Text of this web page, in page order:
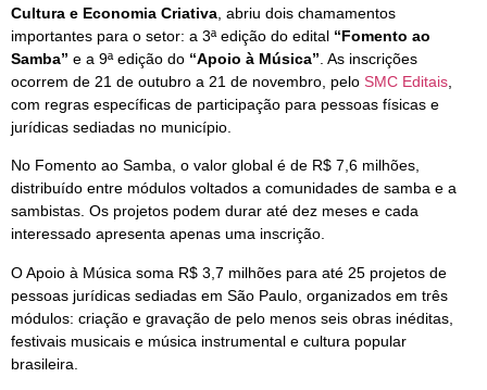
Cultura e Economia Criativa , abriu dois chamamentos
importantes para o setor: a 3ª edição do edital “Fomento ao
Samba” e a 9ª edição do “Apoio à Música” . As inscrições
ocorrem de 21 de outubro a 21 de novembro, pelo SMC Editais
com regras específicas de participação para pessoas físicas e
jurídicas sediadas no município.
No Fomento ao Samba, o valor global é de R$ 7,6 milhões,
distribuído entre módulos voltados a comunidades de samba e a
sambistas. Os projetos podem durar até dez meses e cada
interessado apresenta apenas uma inscrição.
O Apoio à Música soma R$ 3,7 milhões para até 25 projetos de
pessoas jurídicas sediadas em São Paulo, organizados em três
módulos: criação e gravação de pelo menos seis obras inéditas,
festivais musicais e música instrumental e cultura popular
brasileira.